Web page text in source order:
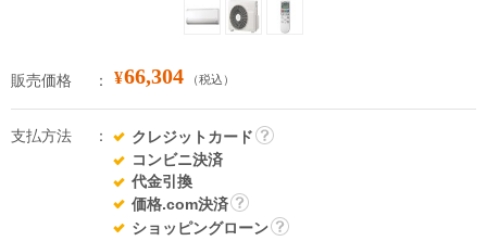
販売価格 ¥66,304 （税込）
支払方法
クレジットカード
コンビニ決済
代金引換
価格.com決済
詳
ショッピングローン